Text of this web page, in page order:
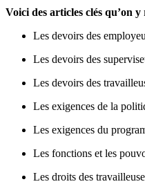
Voici des articles clés qu’on
Les devoirs des
Les devoirs des
Les devoirs des
Les exigences de la
Les exigences du
Les fonctions et les
Les droits des